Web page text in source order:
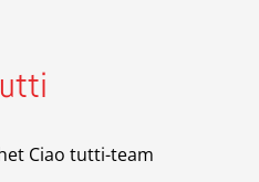
Ciao tutti-team